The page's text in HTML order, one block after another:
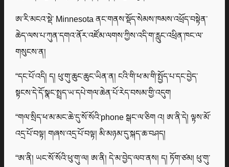
ཨ་རི་མངའ་སྡེ་ Minnesota ནང་གནས་སྡོད་སེམས་ཁམས་འཕྲོད་བསྟེན་
ཆེད་ལས་པ་ཀུན་དགའ་ནོར་འཛོམ་ལགས་ཀྱིས་འདི་ག་རླུང་འཕྲིན་ཁང་ལ་
གསུངས་ན།
“དང་པོ་འདི། ད། ཕུ་གུ་ཆུང་ཆུང་ཡིན་ན། ངའི་གི་ཕ་མ་གི་སྤྱོད་པ་དང་བྱེད་
སྟངས་དེ་དོ་སྣང་སྤྲད་ཡ་དཔེ་གལ་ཆེན་པོ་རེད་བསམ་གྱི་འདུག
“གལ་སྲིད་ཕ་མ་མང་ཆེ་དུ་སོ་སོའི་phone སྒང་ལ་ཅིག འ། ཨ་ནི་དེ། ལྟས་མོ་
འདྲ་པོ་བལྟ། གཞས་འདྲ་པོ་བལྟ། མི་མཉམ་དུ་སྐད་ཆ་བཤད།
“ཨ་ནི། ཡང་སོ་སོའི་ཕུ་གུ་ལ། ཨ་ནི། དེ་མ་བྱེད་ལབ་ནས། ད། ཏོག་ཙམ། ཕུ་གུ་